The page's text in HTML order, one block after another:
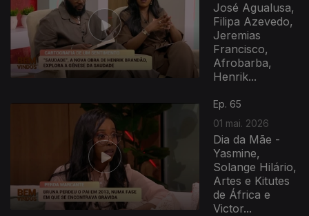
José Agualusa,
Filipa Azevedo,
Jeremias
Francisco,
Afrobarba,
Henrik...
Ep. 65
01 mai. 2026
Dia da Mãe -
Yasmine,
Solange Hilário,
Artes e Kitutes
de África e
Victor...